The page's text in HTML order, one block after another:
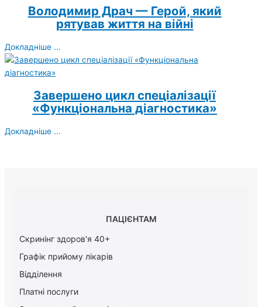
Володимир Драч — Герой, який
рятував життя на війні
Докладніше ...
Завершено цикл спеціалізації
«Функціональна діагностика»
Докладніше ...
ПАЦІЄНТАМ
Скринінг здоров'я 40+
Графік прийому лікарів
Відділення
Платні послуги